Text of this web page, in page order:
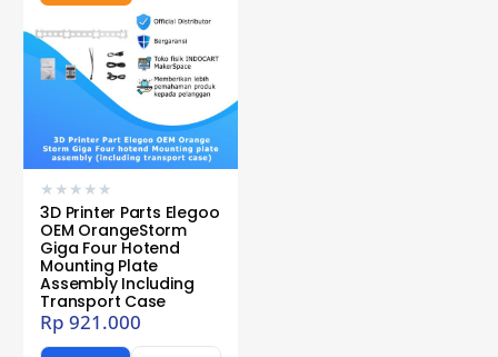
★ ★ ★ ★ ★
3D Printer Parts Elegoo
OEM OrangeStorm
Giga Four Hotend
Mounting Plate
Assembly Including
Transport Case
Rp 921.000